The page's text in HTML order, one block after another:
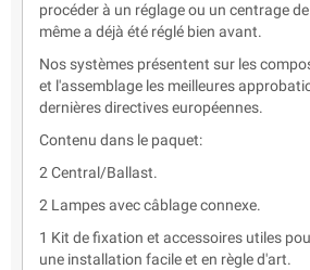
procéder à un réglage ou un centrage
même a déjà été réglé bien avant.
Nos systèmes présentent sur les
et l'assemblage les meilleures
dernières directives européennes.
Contenu dans le paquet:
2 Central/Ballast.
2 Lampes avec câblage connexe.
1 Kit de fixation et accessoires utiles
une installation facile et en règle d'art.